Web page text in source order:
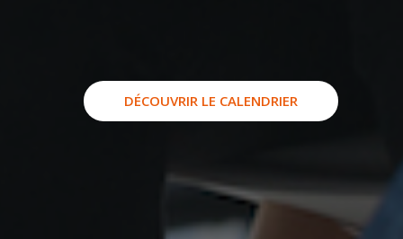
DÉCOUVRIR LE CALENDRIER